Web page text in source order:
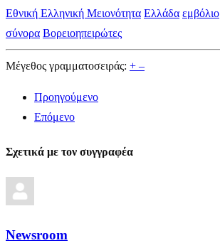
Εθνική Ελληνική Μειονότητα Ελλάδα εμβόλιο
σύνορα Βορειοηπειρώτες
Μέγεθος γραμματοσειράς: + –
Προηγούμενο
Επόμενο
Σχετικά με τον συγγραφέα
Newsroom